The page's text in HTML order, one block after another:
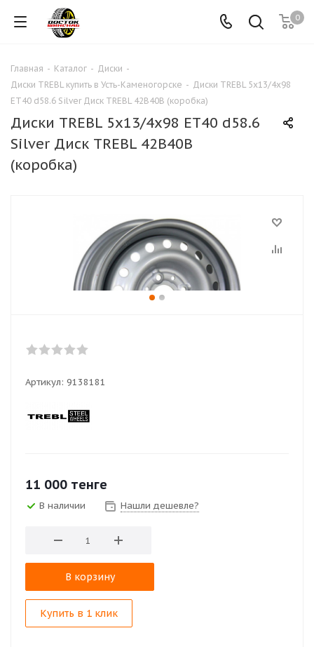
0
Главная - Каталог - Диски -
Диски TREBL купить в Усть-Каменогорске - Диски TREBL 5x13/4x98
ЕТ40 d58.6 Silver Диск TREBL 42B40B (коробка)
Диски TREBL 5x13/4x98 ЕТ40 d58.6
Silver Диск TREBL 42B40B
(коробка)
Артикул: 9138181
11 000 тенге
В наличии Нашли дешевле?
В корзину
Купить в 1 клик